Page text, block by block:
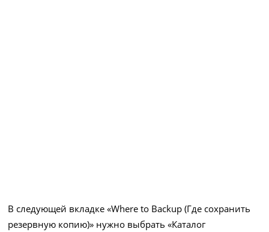
В следующей вкладке «Where to Backup (Где сохранить
резервную копию)» нужно выбрать «Каталог